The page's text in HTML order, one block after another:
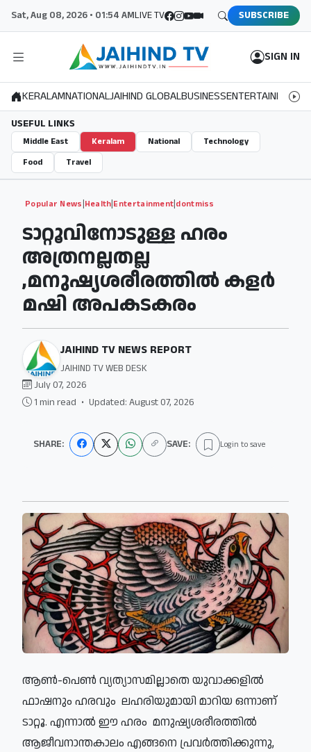
Sat, Aug 08, 2026 • 01:54 AMLIVE TV SUBSCRIBE
SIGN IN
KERALAMNATIONALJAIHIND GLOBALBUSINESSENTERTAINMENT
USEFUL LINKS
Middle East Keralam National
Technology
Food
Travel
Popular News|Health|Entertainment|dontmiss
ടാറ്റൂവിനോടുള്ള ഹരം
അത്രനല്ലതല്ല
,മനുഷ്യശരീരത്തിൽ കളർ
മഷി അപകടകരം
JAIHIND TV NEWS REPORT
JAIHIND TV WEB DESK
July 07, 2026
1 min read • Updated: August 07, 2026
SHARE: SAVE: Login to save
ആൺ-പെൺ വ്യത്യാസമില്ലാതെ യുവാക്കളിൽ
ഫാഷനും ഹരവും ലഹരിയുമായി മാറിയ ഒന്നാണ്
ടാറ്റൂ. എന്നാൽ ഈ ഹരം മനുഷ്യശരീരത്തിൽ
ആജീവനാന്തകാലം എങ്ങനെ പ്രവർത്തിക്കുന്നു,